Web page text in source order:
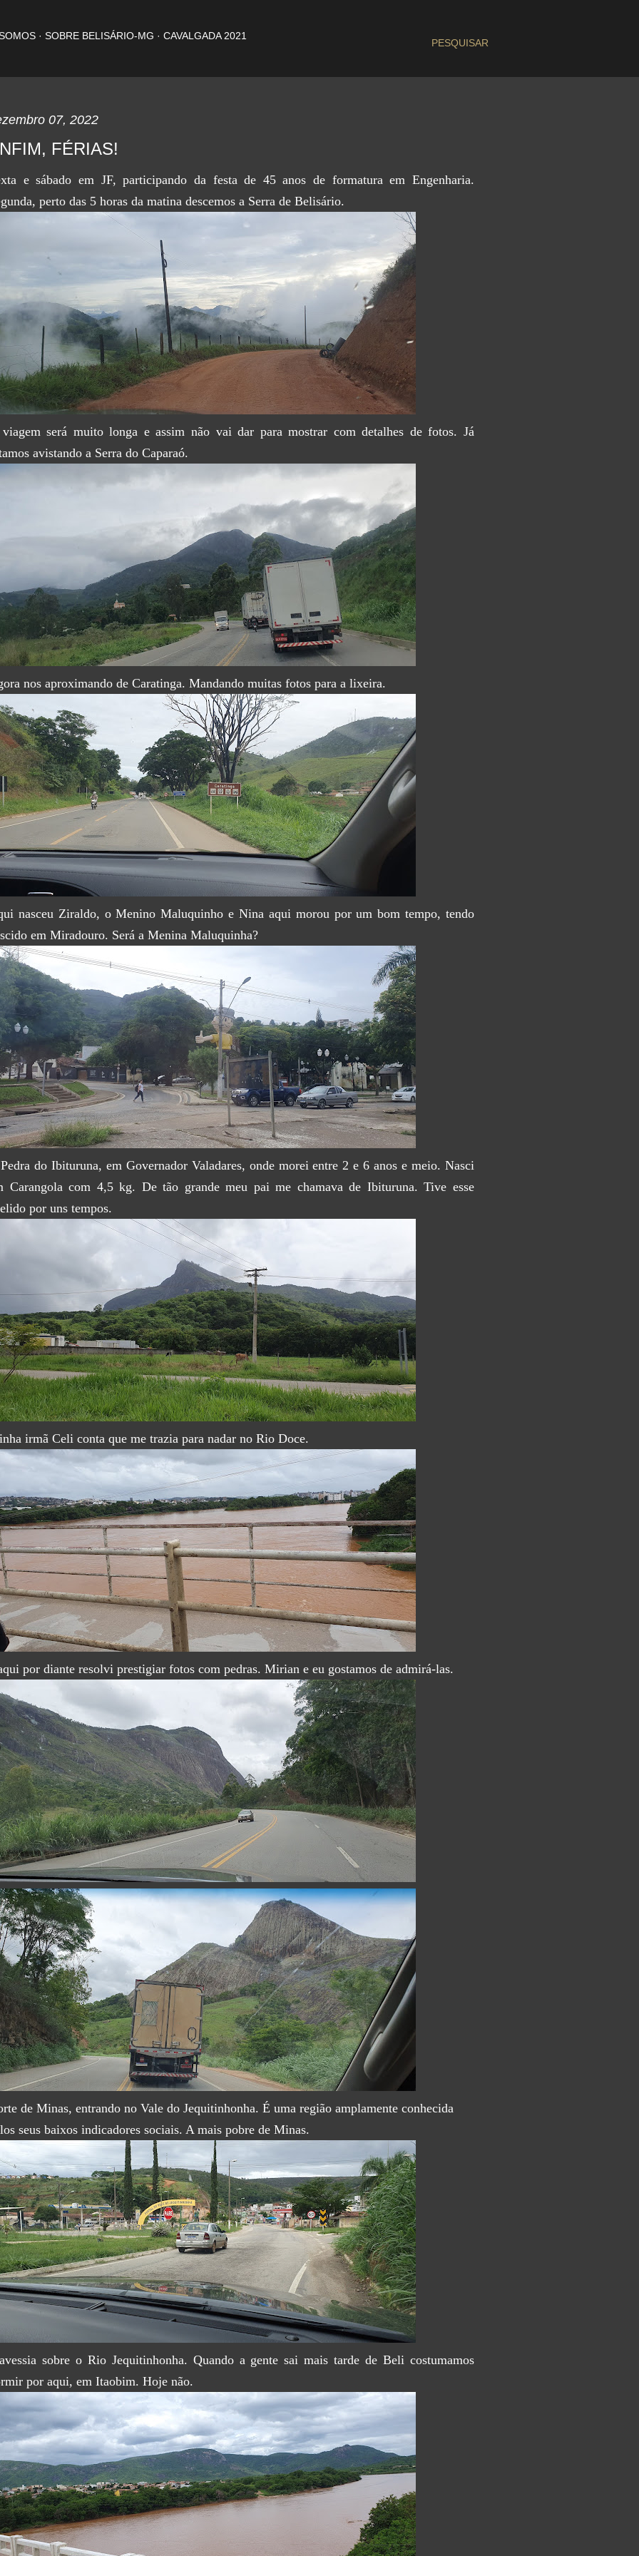
PESQUISAR
SOBRE BELISÁRIO-MG CAVALGADA 2021
07, 2022
FÉRIAS!
e sábado em JF, participando da festa de 45 anos de formatura em Engenharia.
perto das 5 horas da matina descemos a Serra de Belisário.
será muito longa e assim não vai dar para mostrar com detalhes de fotos. Já
avistando a Serra do Caparaó.
nos aproximando de Caratinga. Mandando muitas fotos para a lixeira.
nasceu Ziraldo, o Menino Maluquinho e Nina aqui morou por um bom tempo, tendo
em Miradouro. Será a Menina Maluquinha?
do Ibituruna, em Governador Valadares, onde morei entre 2 e 6 anos e meio. Nasci
Carangola com 4,5 kg. De tão grande meu pai me chamava de Ibituruna. Tive esse
por uns tempos.
irmã Celi conta que me trazia para nadar no Rio Doce.
por diante resolvi prestigiar fotos com pedras. Mirian e eu gostamos de admirá-las.
de Minas, entrando no Vale do Jequitinhonha. É uma região amplamente conhecida
seus baixos indicadores sociais. A mais pobre de Minas.
sobre o Rio Jequitinhonha. Quando a gente sai mais tarde de Beli costumamos
por aqui, em Itaobim. Hoje não.